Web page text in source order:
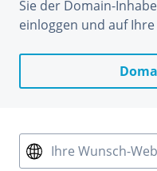
Sie der Domain-
einloggen und auf
Ihre Wunsch-